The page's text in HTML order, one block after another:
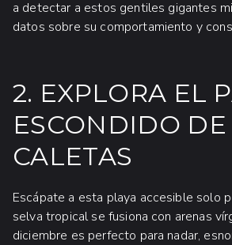
a detectar a estos gentiles gigantes
datos sobre su comportamiento y
2. EXPLORA EL
ESCONDIDO DE
CALETAS
Escápate a esta playa accesible solo
selva tropical se fusiona con arenas
diciembre es perfecto para nadar,